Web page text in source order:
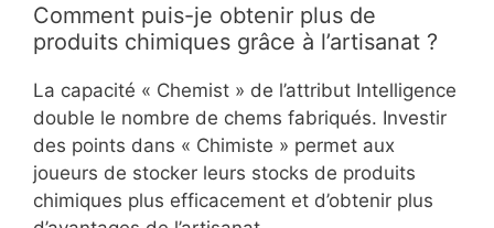
Comment puis-je obtenir plus de
produits chimiques grâce à l’artisanat ?
La capacité « Chemist » de l’attribut Intelligence
double le nombre de chems fabriqués. Investir
des points dans « Chimiste » permet aux
joueurs de stocker leurs stocks de produits
chimiques plus efficacement et d’obtenir plus